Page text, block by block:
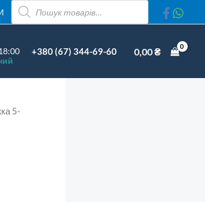
ПОШУК
ТОВАРІВ
+380 (67) 344-69-60 0,00₴
5-